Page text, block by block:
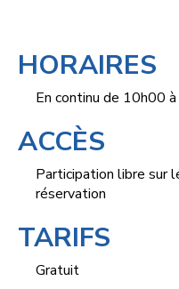
HORAIRES
En continu de 10h00
ACCÈS
Participation libre sur
réservation
TARIFS
Gratuit